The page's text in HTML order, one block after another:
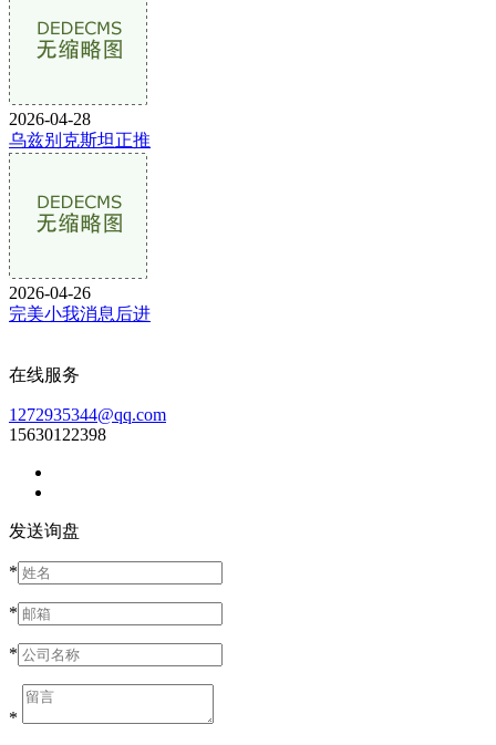
2026-04-28
乌兹别克斯坦正推
2026-04-26
完美小我消息后进
在线服务
1272935344@qq.com
15630122398
发送询盘
*
*
*
*